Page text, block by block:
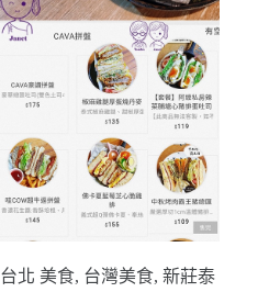
台北 美食, 台灣美食, 新莊泰